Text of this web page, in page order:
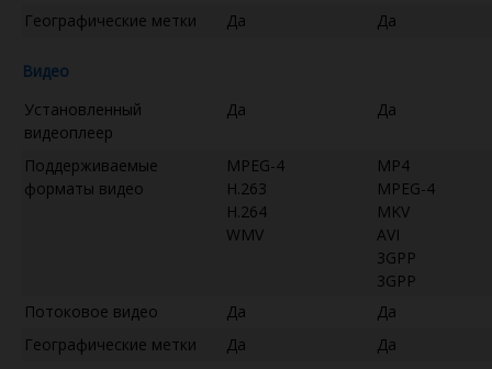
Географические метки Да Да
Видео
Установленный
видеоплеер
Да Да
Поддерживаемые
форматы видео
MPEG-4
H.263
H.264
WMV
MP4
MPEG-4
MKV
AVI
3GPP
3GPP
Потоковое видео
Да
Да
Географические метки
Да Да